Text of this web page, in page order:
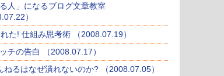
る人」になるブログ文章教室
）
た! 仕組み思考術 （2008.07.19）
チの告白 （2008.07.17）
ねるはなぜ潰れないのか? （2008.07.05）